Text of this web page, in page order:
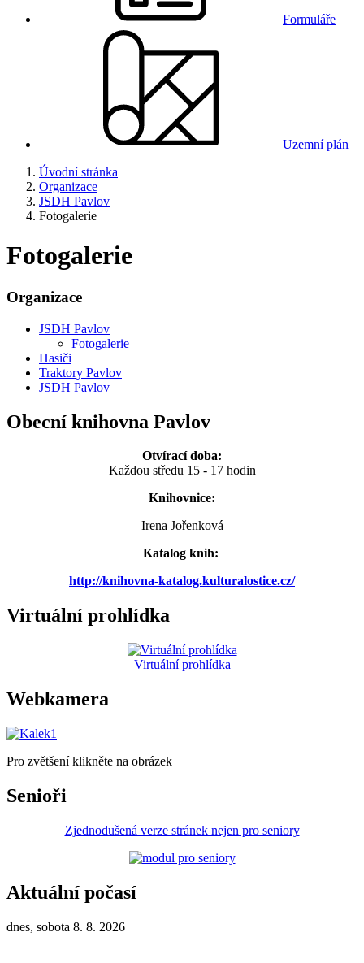
Formuláře
Uzemní plán
Úvodní stránka
Organizace
JSDH Pavlov
Fotogalerie
Fotogalerie
Organizace
JSDH Pavlov
Fotogalerie
Hasiči
Traktory Pavlov
JSDH Pavlov
Obecní knihovna Pavlov
Otvírací doba:
Každou středu 15 - 17 hodin
Knihovnice:
Irena Jořenková
Katalog knih:
http://knihovna-katalog.kulturalostice.cz/
Virtuální prohlídka
Virtuální prohlídka
Webkamera
Pro zvětšení klikněte na obrázek
Senioři
Zjednodušená verze stránek nejen pro seniory
Aktuální počasí
dnes, sobota 8. 8. 2026